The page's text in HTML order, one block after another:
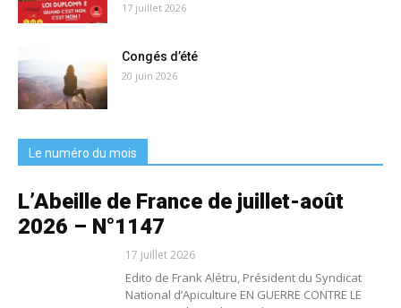
17 juillet 2026
Congés d’été
20 juin 2026
Le numéro du mois
L’Abeille de France de juillet-août
2026 – N°1147
17 juillet 2026
Edito de Frank Alétru, Président du Syndicat
National d’Apiculture EN GUERRE CONTRE LE